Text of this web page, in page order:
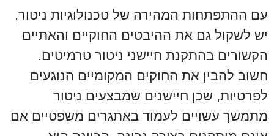
עם ההתפתחות המהירה של טכנולוגיות ניטור,
יש לשקול גם את ההיבטים החוקיים והאתיים
הקשורים בהתקנת חיישני ניטור טרמיטים.
חשוב להבין את החוקים המקומיים הנוגעים
לפרטיות, שכן חיישנים שמבצעים ניטור
מתמשך עשויים לעמוד באתגרים משפטיים אם